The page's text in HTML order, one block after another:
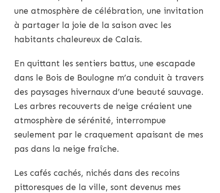
une atmosphère de célébration, une invitation
à partager la joie de la saison avec les
habitants chaleureux de Calais.
En quittant les sentiers battus, une escapade
dans le Bois de Boulogne m’a conduit à travers
des paysages hivernaux d’une beauté sauvage.
Les arbres recouverts de neige créaient une
atmosphère de sérénité, interrompue
seulement par le craquement apaisant de mes
pas dans la neige fraîche.
Les cafés cachés, nichés dans des recoins
pittoresques de la ville, sont devenus mes